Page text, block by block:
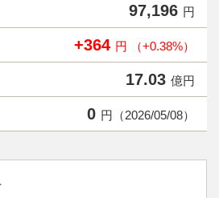
97,196 円
+364 円 （+0.38%）
17.03 億円
0 円（2026/05/08）